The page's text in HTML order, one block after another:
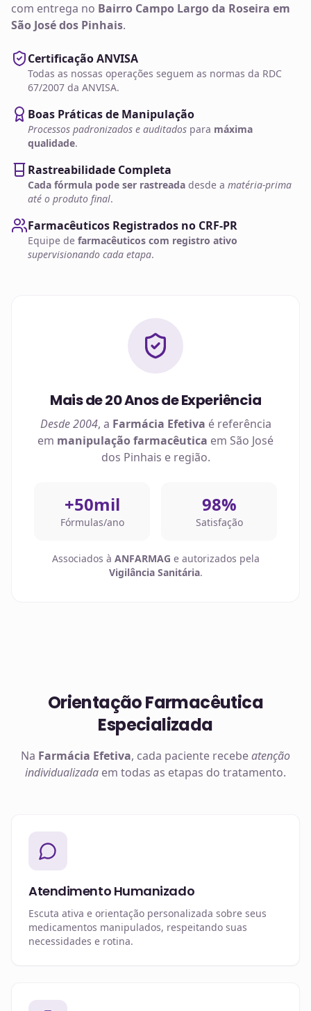
com entrega no Bairro Campo Largo da Roseira em
São José dos Pinhais.
Certificação ANVISA
Todas as nossas operações seguem as normas da RDC
67/2007 da ANVISA.
Boas Práticas de Manipulação
Processos padronizados e auditados para máxima
qualidade.
Rastreabilidade Completa
Cada fórmula pode ser rastreada desde a matéria-prima
até o produto final.
Farmacêuticos Registrados no CRF-PR
Equipe de farmacêuticos com registro ativo
supervisionando cada etapa.
Mais de 20 Anos de Experiência
Desde 2004, a Farmácia Efetiva é referência
em manipulação farmacêutica em São José
dos Pinhais e região.
+50mil
Fórmulas/ano
98%
Satisfação
Associados à ANFARMAG e autorizados pela
Vigilância Sanitária.
Orientação Farmacêutica
Especializada
Na Farmácia Efetiva, cada paciente recebeatenção
individualizada em todas as etapas do tratamento.
Atendimento Humanizado
Escuta ativa e orientação personalizada sobre seus
medicamentos manipulados, respeitando suas
necessidades e rotina.